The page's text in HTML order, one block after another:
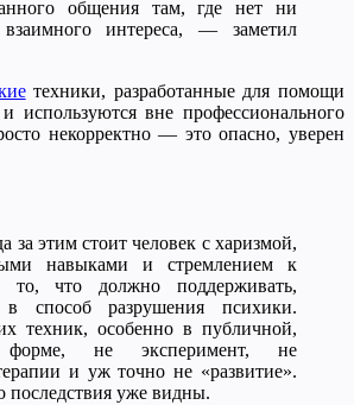
общения там, где нет ни
интереса, — заметил
техники, разработанные для помощи
используются вне профессионального
некорректно — это опасно, уверен
за этим стоит человек с харизмой,
навыками и стремлением к
то, что должно поддерживать,
в способ разрушения психики.
техник, особенно в публичной,
форме, не эксперимент, не
и уж точно не «развитие».
последствия уже видны.